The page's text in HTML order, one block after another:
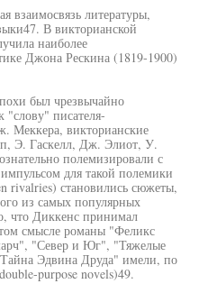
взаимосвязь литературы,
В викторианской
наиболее
Джона Рескина (1819-1900)
был чрезвычайно
"слову" писателя-
Меккера, викторианские
Э. Гаскелл, Дж. Элиот, У.
полемизировали с
для такой полемики
rivalries) становились сюжеты,
из самых популярных
что Диккенс принимал
смысле романы "Феликс
"Север и Юг", "Тяжелые
Эдвина Друда" имели, по
purpose novels)49.